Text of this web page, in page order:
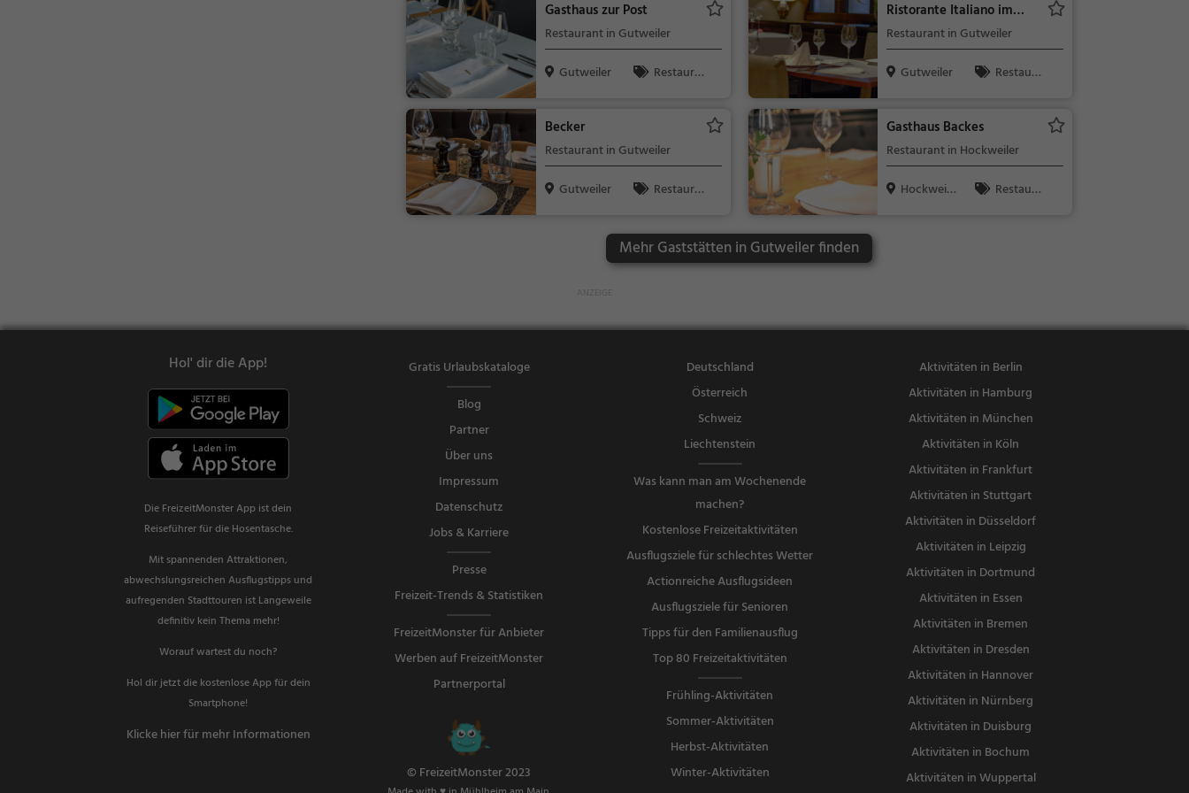
en
Gasthaus zur Post
Restaurant in Gutweiler
Gutweiler
Restaura
Ristorante Italiano im
Gut Sommerau
Restaurant in Gutweiler
Gutweiler
Restaura
sen
Becker
Restaurant in Gutweiler
Gutweiler
Restaura
en, Mittagess
en
Gasthaus Backes
Restaurant in Hockweiler
Hockweile
Restaura
Mehr Gaststätten in Gutweiler finden
Hol' dir die App!
Die FreizeitMonster App ist dein
Reiseführer für die Hosentasche.
Mit spannenden Attraktionen,
abwechslungsreichen Ausflugstipps und
aufregenden Stadttouren ist Langeweile
definitiv kein Thema mehr!
Worauf wartest du noch?
Hol dir jetzt die kostenlose App für dein
Smartphone!
Klicke hier für mehr Informationen
Gratis Urlaubskataloge
Blog
Partner
Über uns
Impressum
Datenschutz
Jobs & Karriere
Presse
Freizeit-Trends & Statistiken
FreizeitMonster für Anbieter
Werben auf FreizeitMonster
Partnerportal
© FreizeitMonster 2023
Deutschland
Österreich
Schweiz
Liechtenstein
Was kann man am Wochenende
machen?
Kostenlose Freizeitaktivitäten
Ausflugsziele für schlechtes Wetter
Actionreiche Ausflugsideen
Ausflugsziele für Senioren
Tipps für den Familienausflug
Top 80 Freizeitaktivitäten
Frühling-Aktivitäten
Sommer-Aktivitäten
Herbst-Aktivitäten
Winter-Aktivitäten
Aktivitäten in Berlin
Aktivitäten in Hamburg
Aktivitäten in München
Aktivitäten in Köln
Aktivitäten in Frankfurt
Aktivitäten in Stuttgart
Aktivitäten in Düsseldorf
Aktivitäten in Leipzig
Aktivitäten in Dortmund
Aktivitäten in Essen
Aktivitäten in Bremen
Aktivitäten in Dresden
Aktivitäten in Hannover
Aktivitäten in Nürnberg
Aktivitäten in Duisburg
Aktivitäten in Bochum
Aktivitäten in Wuppertal